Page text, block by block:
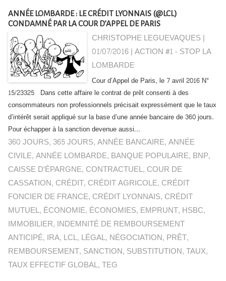
ANNÉE LOMBARDE : LE CRÉDIT LYONNAIS (@LCL)
CONDAMNÉ PAR LA COUR D’APPEL DE PARIS
CHRISTOPHE LEGUEVAQUES |
01/07/2016|ACTION #1 - STOP LA
LOMBARDE
Cour d’Appel de Paris, le 7 avril 2016 N°
15/23325 Dans cette affaire le contrat de prêt consenti à des
consommateurs non professionnels précisait expressément que le taux
d’intérêt serait appliqué sur la base d’une année bancaire de 360 jours.
Pour échapper à la sanction devenue aussi...
360 JOURS, 365 JOURS,ANNÉE BANCAIRE,ANNÉE
CIVILE,ANNÉE LOMBARDE, BANQUE POPULAIRE, BNP,
CAISSE D'ÉPARGNE, CONTRACTUEL, COUR DE
CASSATION, CRÉDIT, CRÉDIT AGRICOLE, CRÉDIT
FONCIER DE FRANCE, CRÉDIT LYONNAIS, CRÉDIT
MUTUEL, ÉCONOMIE, ÉCONOMIES, EMPRUNT, HSBC,
IMMOBILIER, INDEMNITÉ DE REMBOURSEMENT
ANTICIPÉ, IRA, LCL, LÉGAL, NÉGOCIATION, PRÊT,
REMBOURSEMENT, SANCTION, SUBSTITUTION,TAUX,
TAUX EFFECTIF GLOBAL,TEG